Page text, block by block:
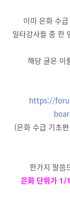
이미 은화 수
일타강사들 중 한
해당 글은 이
https://
(은화 수급 기초
한가지 말씀
은화 단위가 1/